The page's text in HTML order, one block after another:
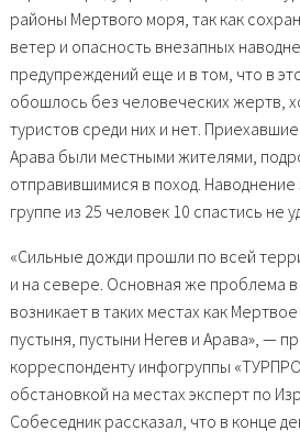
районы Мертвого моря, так как
ветер и опасность внезапных
предупреждений еще и в том, что в
обошлось без человеческих жертв,
туристов среди них и нет.
Арава были местными жителями,
отправившимися в поход. Наводнение
группе из 25 человек 10 спастись не
«Сильные дожди прошли по всей
и на севере. Основная же проблема в
возникает в таких местах как
пустыня, пустыни Негев и Арава», —
корреспонденту инфогруппы
обстановкой на местах эксперт по
Собеседник рассказал, что в конце